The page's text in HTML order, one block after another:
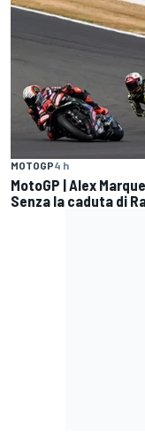
MOTOGP4 h
MotoGP | Alex
Senza la caduta di